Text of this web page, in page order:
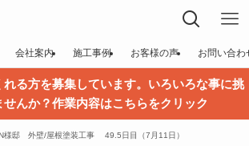
会社案内 施工事例 お客様の声 お問い合わ
る方を募集しています。いろいろな事に挑
んか？作業内容はこちらをクリック
様邸 外壁/屋根塗装工事 49.5日目（7月11日）